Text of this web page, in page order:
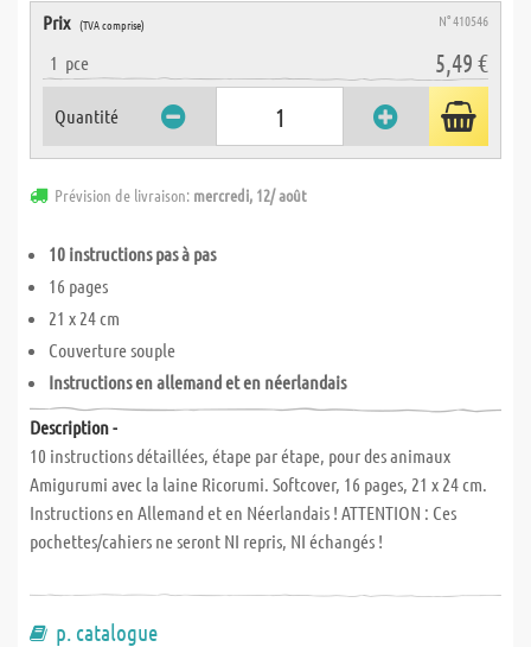
Prix (TVA comprise) N° 410546
1 pce 5,49 €
Quantité
Prévision de livraison: mercredi, 12/ août
10 instructions pas à pas
16 pages
21 x 24 cm
Couverture souple
Instructions en allemand et en néerlandais
Description -
10 instructions détaillées, étape par étape, pour des animaux
Amigurumi avec la laine Ricorumi. Softcover, 16 pages, 21 x 24 cm.
Instructions en Allemand et en Néerlandais ! ATTENTION : Ces
pochettes/cahiers ne seront NI repris, NI échangés !
p. catalogue